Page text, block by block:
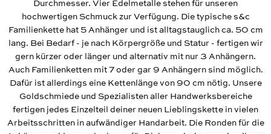
Durchmesser. Vier Edelmetalle stehen für unseren
hochwertigen Schmuck zur Verfügung. Die typische s&c
Familienkette hat 5 Anhänger und ist alltagstauglich ca. 50 cm
lang. Bei Bedarf - je nach Körpergröße und Statur - fertigen wir
gern kürzer oder länger und alternativ mit nur 3 Anhängern.
Auch Familienketten mit 7 oder gar 9 Anhängern sind möglich.
Dafür ist allerdings eine Kettenlänge von 90 cm nötig. Unsere
Goldschmiede und Spezialisten aller Handwerksbereiche
fertigen jedes Einzelteil deiner neuen Lieblingskette in vielen
Arbeitsschritten in aufwändiger Handarbeit. Die Ronden für die